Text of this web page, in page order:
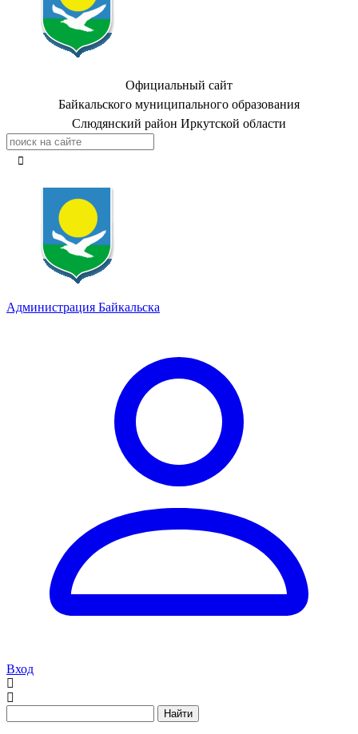
Официальный сайт
Байкальского муниципального образования
Слюдянский район Иркутской области
Администрация Байкальска
Вход
Найти